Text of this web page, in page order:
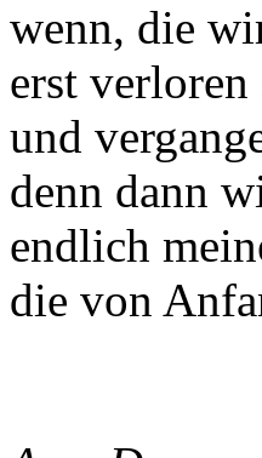
wenn, die
erst
und
denn dann
endlich
die von